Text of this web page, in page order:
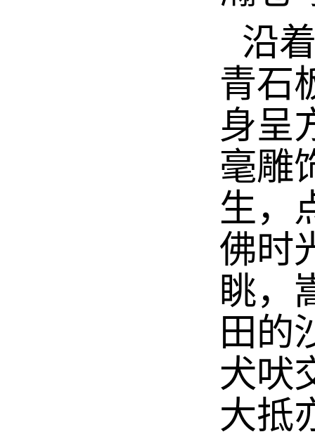
沿
青石
身呈
毫雕
生，
佛时
眺，
田的
犬吠
大抵